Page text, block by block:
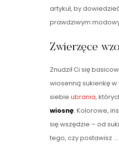
artykuł, by
prawdziwym
Zwierzęce
Znudził Ci się
wiosenną sukienkę
siebie ubrania,
wiosnę. Kolorowe,
się wszędzie – od
tego, czy postawisz …